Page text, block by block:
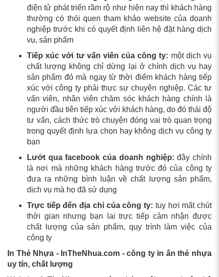
điện tử phát triển rầm rộ như hiện nay thì khách hàng
thường có thói quen tham khảo website của doanh
nghiệp trước khi có quyết định liên hệ đặt hàng dịch
vụ, sản phẩm
Tiếp xúc với tư vấn viên của công ty: một dịch vụ
chất lượng không chỉ dừng lại ở chính dịch vụ hay
sản phẩm đó mà ngay từ thời điểm khách hàng tiếp
xúc với công ty phải thực sự chuyên nghiệp. Các tư
vấn viên, nhân viên chăm sóc khách hàng chính là
người đầu tiên tiếp xúc với khách hàng, do đó thái độ
tư vấn, cách thức trò chuyện đóng vai trò quan trọng
trong quyết định lựa chọn hay không dịch vụ công ty
bạn
Lướt qua facebook của doanh nghiệp:đây chính
là nơi mà những khách hàng trước đó của công ty
đưa ra những bình luận về chất lượng sản phẩm,
dịch vụ mà họ đã sử dụng
Trực tiếp đến địa chỉ của công ty: tuy hơi mất chút
thời gian nhưng bạn lai trực tiếp cảm nhận được
chất lượng của sản phẩm, quy trình làm việc của
công ty
In Thẻ Nhựa - InTheNhua.com - công ty in ấn thẻ nhựa
uy tín, chất lượng